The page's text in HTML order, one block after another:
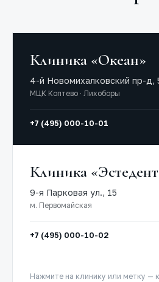
Клиника «Океан»
4-й Новомихалковский пр-д,
МЦК Коптево · Лихоборы
+7 (495) 000-10-01
Клиника
9-я Парковая ул., 15
м. Первомайская
+7 (495) 000-10-02
Нажмите на клинику или метку —